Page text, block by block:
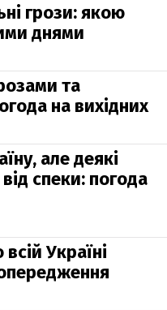
грози: якою
днями
та
на вихідних
але деякі
спеки: погода
Україні